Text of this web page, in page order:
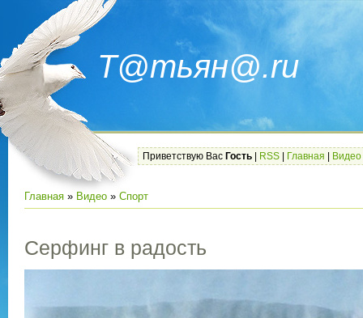
Т@тьян@.ru
Приветствую Вас Гость RSS Главная Видео
Главная » Видео » Спорт
Серфинг в радость